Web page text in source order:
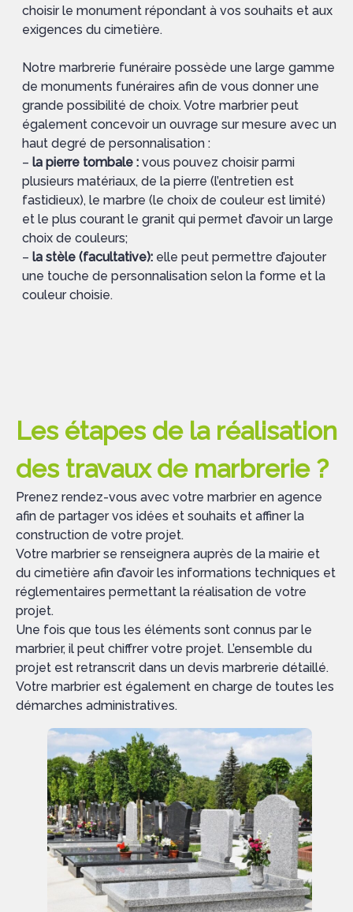
choisir le monument répondant à vos souhaits et aux
exigences du cimetière.
Notre marbrerie funéraire possède une large gamme
de monuments funéraires afin de vous donner une
grande possibilité de choix. Votre marbrier peut
également concevoir un ouvrage sur mesure avec un
haut degré de personnalisation :
–la pierre tombale : vous pouvez choisir parmi
plusieurs matériaux, de la pierre (l’entretien est
fastidieux), le marbre (le choix de couleur est limité)
et le plus courant le granit qui permet d’avoir un large
choix de couleurs;
–la stèle (facultative): elle peut permettre d’ajouter
une touche de personnalisation selon la forme et la
couleur choisie.
Les étapes de la réalisation
des travaux de marbrerie ?
Prenez rendez-vous avec votre marbrier en agence
afin de partager vos idées et souhaits et affiner la
construction de votre projet.
Votre marbrier se renseignera auprès de la mairie et
du cimetière afin d’avoir les informations techniques et
réglementaires permettant la réalisation de votre
projet.
Une fois que tous les éléments sont connus par le
marbrier, il peut chiffrer votre projet. L’ensemble du
projet est retranscrit dans un devis marbrerie détaillé.
Votre marbrier est également en charge de toutes les
démarches administratives.